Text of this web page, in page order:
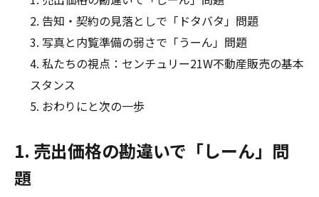
告知・契約の見落としで「ドタバタ」問題
写真と内覧準備の弱さで「うーん」問題
私たちの視点：センチュリー21W不動産販売の基本
スタンス
おわりにと次の一歩
1. 売出価格の勘違いで「しーん」問
題